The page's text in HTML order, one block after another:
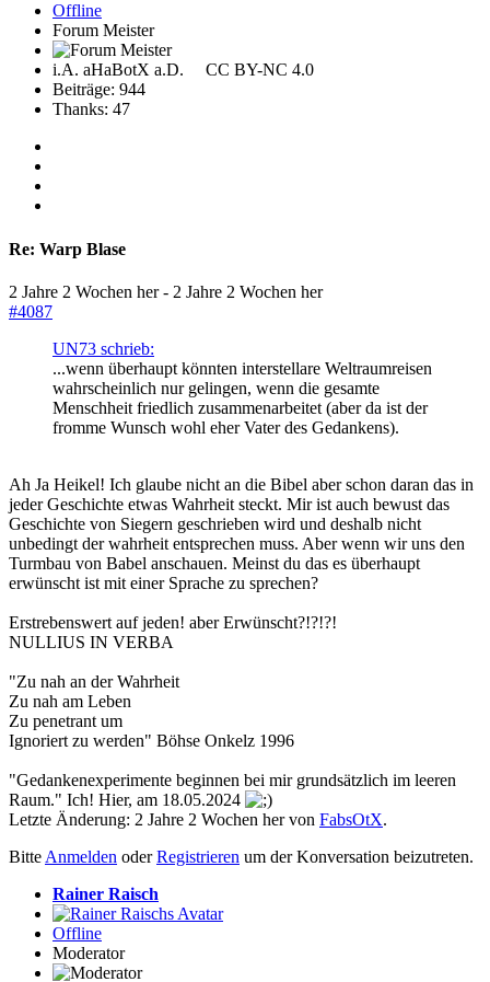
Offline
Forum Meister
i.A. aHaBotX a.D. CC BY-NC 4.0
Beiträge: 944
Thanks: 47
Re: Warp Blase
2 Jahre 2 Wochen her- 2 Jahre 2 Wochen her
#4087
UN73 schrieb:
...wenn überhaupt könnten interstellare Weltraumreisen
wahrscheinlich nur gelingen, wenn die gesamte
Menschheit friedlich zusammenarbeitet (aber da ist der
fromme Wunsch wohl eher Vater des Gedankens).
Ah Ja Heikel! Ich glaube nicht an die Bibel aber schon daran das in
jeder Geschichte etwas Wahrheit steckt. Mir ist auch bewust das
Geschichte von Siegern geschrieben wird und deshalb nicht
unbedingt der wahrheit entsprechen muss. Aber wenn wir uns den
Turmbau von Babel anschauen. Meinst du das es überhaupt
erwünscht ist mit einer Sprache zu sprechen?
Erstrebenswert auf jeden! aber Erwünscht?!?!?!
NULLIUS IN VERBA
"Zu nah an der Wahrheit
Zu nah am Leben
Zu penetrant um
Ignoriert zu werden" Böhse Onkelz 1996
"Gedankenexperimente beginnen bei mir grundsätzlich im leeren
Raum." Ich! Hier, am 18.05.2024
Letzte Änderung: 2 Jahre 2 Wochen her von FabsOtX.
Bitte Anmelden oderRegistrieren um der Konversation beizutreten.
Rainer Raisch
Offline
Moderator